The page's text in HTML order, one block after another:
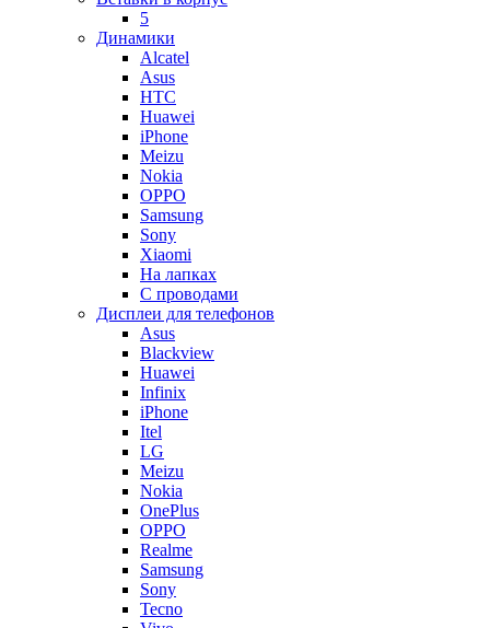
5
Динамики
Alcatel
Asus
HTC
Huawei
iPhone
Meizu
Nokia
OPPO
Samsung
Sony
Xiaomi
На лапках
С проводами
Дисплеи для телефонов
Asus
Blackview
Huawei
Infinix
iPhone
Itel
LG
Meizu
Nokia
OnePlus
OPPO
Realme
Samsung
Sony
Tecno